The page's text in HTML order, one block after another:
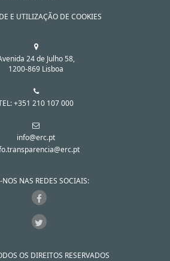
E UTILIZAÇÃO DE COOKIES
24 de Julho 58,
1200-869 Lisboa
+351 210 107 000
info@erc.pt
NAS REDES SOCIAIS:
OS DIREITOS RESERVADOS